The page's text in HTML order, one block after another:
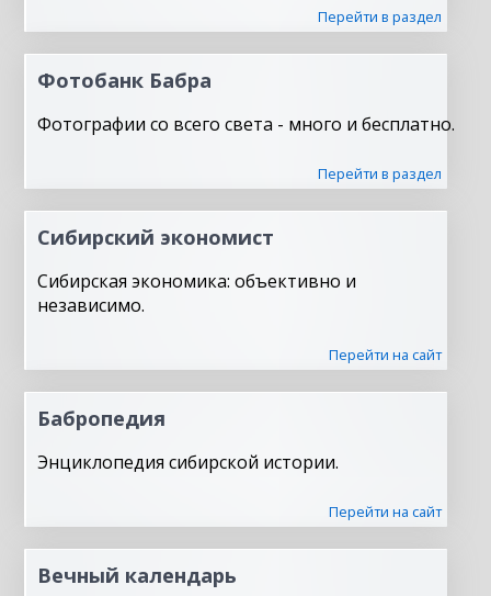
Перейти в раздел
Фотобанк Бабра
Фотографии со всего света - много и бесплатно.
Перейти в раздел
Сибирский экономист
Сибирская экономика: объективно и
независимо.
Перейти на сайт
Бабропедия
Энциклопедия сибирской истории.
Перейти на сайт
Вечный календарь